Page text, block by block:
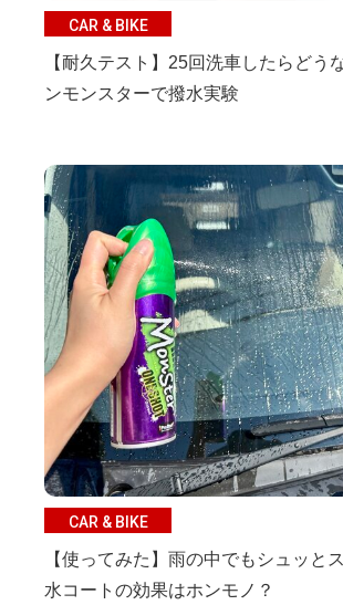
CAR & BIKE
【耐久テスト】25回洗車したらどう
ンモンスターで撥水実験
CAR & BIKE
【使ってみた】雨の中でもシュッと
水コートの効果はホンモノ？